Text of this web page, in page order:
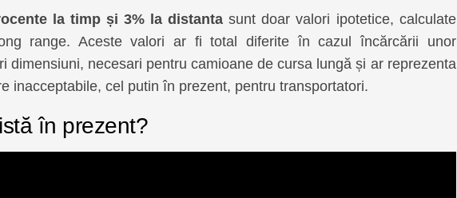
la timp și 3% la distanta sunt doar valori ipotetice, calculate
range. Aceste valori ar fi total diferite în cazul încărcării unor
dimensiuni, necesari pentru camioane de cursa lungă și ar reprezenta
inacceptabile, cel putin în prezent, pentru transportatori.
în prezent?